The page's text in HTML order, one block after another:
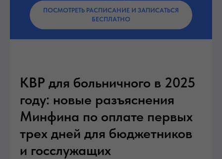
ПОСМОТРЕТЬ РАСПИСАНИЕ И ЗАПИСАТЬСЯ
БЕСПЛАТНО
КВР для больничного в 2025
году: новые разъяснения
Минфина по оплате первых
трех дней для бюджетников
и госслужащих